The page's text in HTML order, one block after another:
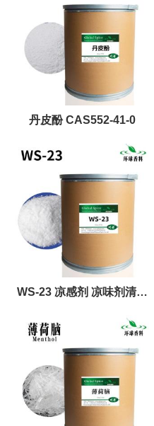
丹皮酚 CAS552-41-0
WS-23 凉感剂 凉味剂清凉
51115-67-4